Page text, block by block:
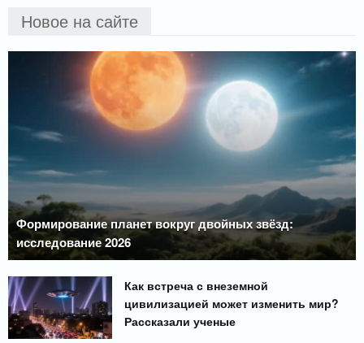
Новое на сайте
Формирование планет вокруг двойных звёзд:
исследование 2026
Как встреча с внеземной
цивилизацией может изменить мир?
Рассказали ученые